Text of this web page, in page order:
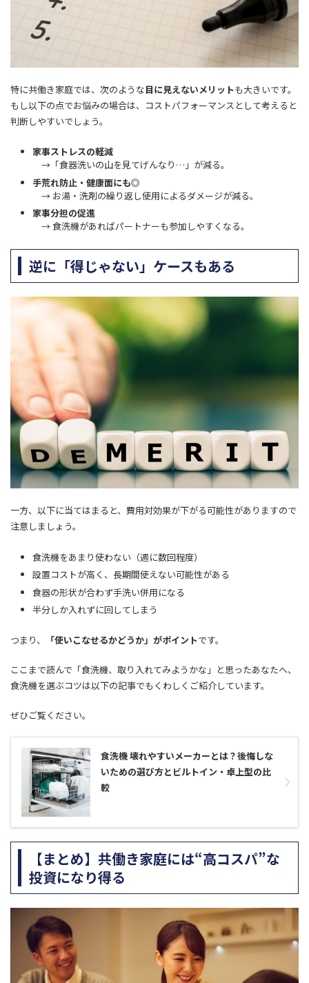
特に共働き家庭では、次のような目に見えないメリットも大きいです。
もし以下の点でお悩みの場合は、コストパフォーマンスとして考えると
判断しやすいでしょう。
家事ストレスの軽減
→「食器洗いの山を見てげんなり…」が減る。
手荒れ防止・健康面にも◎
→ お湯・洗剤の繰り返し使用によるダメージが減る。
家事分担の促進
→ 食洗機があればパートナーも参加しやすくなる。
逆に「得じゃない」ケースもある
一方、以下に当てはまると、費用対効果が下がる可能性がありますので
注意しましょう。
食洗機をあまり使わない（週に数回程度）
設置コストが高く、長期間使えない可能性がある
食器の形状が合わず手洗い併用になる
半分しか入れずに回してしまう
つまり、 「使いこなせるかどうか」がポイントです。
ここまで読んで「食洗機、取り入れてみようかな」と思ったあなたへ、
食洗機を選ぶコツは以下の記事でもくわしくご紹介しています。
ぜひご覧ください。
食洗機 壊れやすいメーカーとは？後悔しな
いための選び方とビルトイン・卓上型の比
較
【まとめ】共働き家庭には“高コスパ”な
投資になり得る